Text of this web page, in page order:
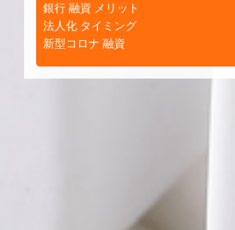
銀行 融資 メリット
法人化 タイミング
新型コロナ 融資